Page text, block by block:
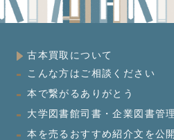
古本買取について
こんな方はご相談ください
本で繋がるありがとう
大学図書館司書・企業図書管
本を売るおすすめ紹介文を公開